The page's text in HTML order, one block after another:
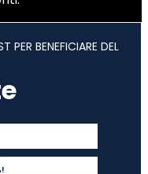
PER BENEFICIARE DEL